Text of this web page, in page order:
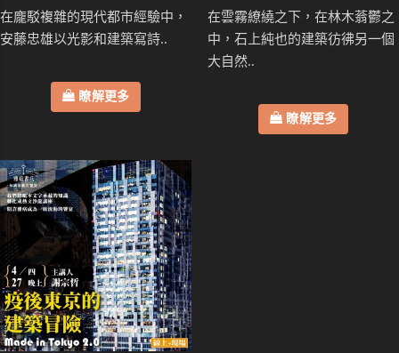
在龐駁複雜的現代都市經驗中，
安藤忠雄以光影和建築寫詩..
瞭解更多
在雲霧繚繞之下，在林木蓊鬱之
中，石上純也的建築彷彿另一個
大自然..
瞭解更多